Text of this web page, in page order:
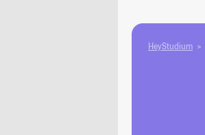
HeyStudium